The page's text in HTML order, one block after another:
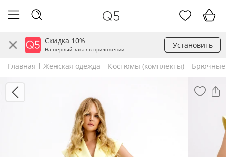
Скидка 10%
На первый заказ в приложении Установить
Главная Женская одежда Костюмы (комплекты)